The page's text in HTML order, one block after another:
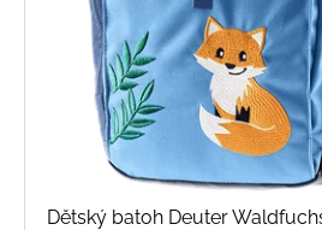
Dětský batoh Deuter